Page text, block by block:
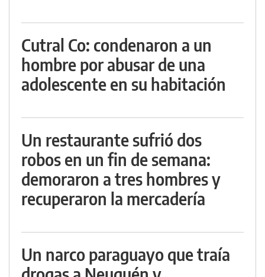
Cutral Co: condenaron a un
hombre por abusar de una
adolescente en su habitación
Un restaurante sufrió dos
robos en un fin de semana:
demoraron a tres hombres y
recuperaron la mercadería
Un narco paraguayo que traía